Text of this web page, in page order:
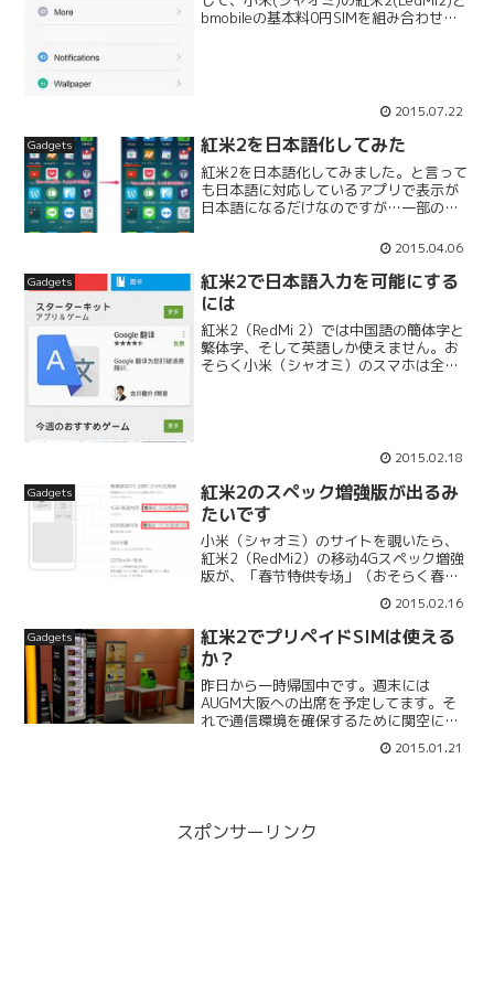
bmobileの基本料0円SIMを組み合わせて
2015.07.22
Gadgets 紅米2を日本語化してみた
紅米2を日本語化してみました。と言って
も日本語に対応しているアプリで表示が
日本語になるだけなのですが…一部のア
ている「Google playストア」アプリ内の
メニューも中国語から日本語に変わった
やり方は「...
2015.04.06
Gadgets
紅米2で日本語入力を可能にする
には
紅米2（RedMi 2）では中国語の簡体字と
繁体字、そして英語しか使えません。お
そらく小米（シャオミ）のスマホは全部
2015.02.18
Gadgets
紅米2のスペック増強版が出るみ
たいです
小米（シャオミ）のサイトを覗いたら、
紅米2（RedMi2）の移动4Gスペック増強
版が、「春节特供专场」（おそらく春節
セール？）で2月23日～25日の3日間、毎
朝10時から数量限定でオンライン販売さ
れるようです。強化されるのはメモリ
で、RAM...
2015.02.16
Gadgets
紅米2でプリペイドSIMは使える
か？
昨日から一時帰国中です。週末には
AUGM大阪への出席を予定してます。そ
れで通信環境を確保するために関空に到
着後、so-netのプリペイドSIMカードを
購入、SIMフリーiPhone5に挿してみまし
2015.01.21
スポンサーリンク